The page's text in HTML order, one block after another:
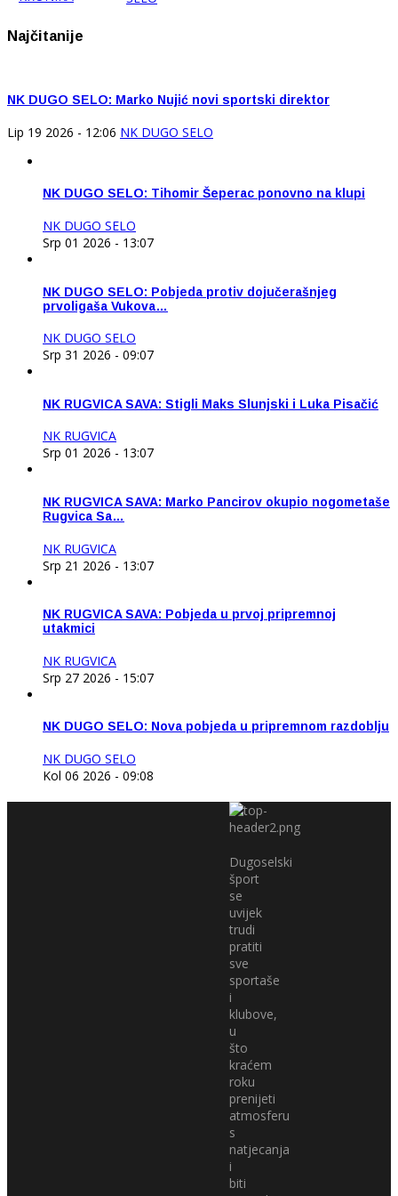
Najčitanije
NK DUGO SELO: Marko Nujić novi sportski direktor
Lip 19 2026 - 12:06 NK DUGO SELO
NK DUGO SELO: Tihomir Šeperac ponovno na klupi
NK DUGO SELO
Srp 01 2026 - 13:07
NK DUGO SELO: Pobjeda protiv dojučerašnjeg
prvoligaša Vukova…
NK DUGO SELO
Srp 31 2026 - 09:07
NK RUGVICA SAVA: Stigli Maks Slunjski i Luka Pisačić
NK RUGVICA
Srp 01 2026 - 13:07
NK RUGVICA SAVA: Marko Pancirov okupio nogometaše
Rugvica Sa…
NK RUGVICA
Srp 21 2026 - 13:07
NK RUGVICA SAVA: Pobjeda u prvoj pripremnoj
utakmici
NK RUGVICA
Srp 27 2026 - 15:07
NK DUGO SELO: Nova pobjeda u pripremnom razdoblju
NK DUGO SELO
Kol 06 2026 - 09:08
Dugoselski
šport
se
uvijek
trudi
pratiti
sve
sportaše
i
klubove,
u
što
kraćem
roku
prenijeti
atmosferu
s
natjecanja
i
biti